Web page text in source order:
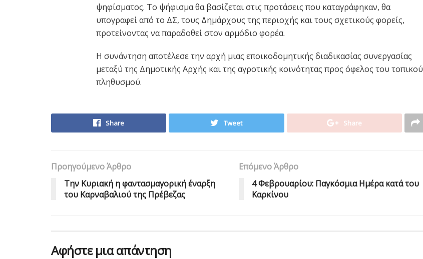
ψηφίσματος. Το ψήφισμα θα βασίζεται στις προτάσεις που καταγράφηκαν, θα
υπογραφεί από το ΔΣ, τους Δημάρχους της περιοχής και τους σχετικούς φορείς,
προτείνοντας να παραδοθεί στον αρμόδιο φορέα.
Η συνάντηση αποτέλεσε την αρχή μιας εποικοδομητικής διαδικασίας συνεργασίας
μεταξύ της Δημοτικής Αρχής και της αγροτικής κοινότητας προς όφελος του τοπικού
πληθυσμού.
Share Tweet Share
Προηγούμενο Άρθρο
Την Κυριακή η φαντασμαγορική έναρξη
του Καρναβαλιού της Πρέβεζας
Επόμενο Άρθρο
4 Φεβρουαρίου: Παγκόσμια Ημέρα κατά του
Καρκίνου
Αφήστε μια απάντηση